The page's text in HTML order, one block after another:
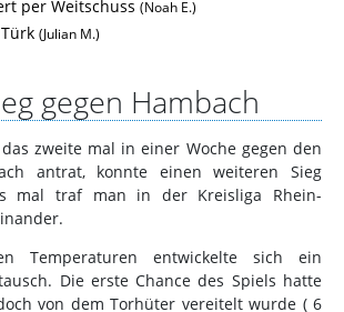
per Weitschuss (Noah E.)
(Julian M.)
gegen Hambach
zweite mal in einer Woche gegen den
antrat, konnte einen weiteren Sieg
mal traf man in der Kreisliga Rhein-
Temperaturen entwickelte sich ein
Die erste Chance des Spiels hatte
von dem Torhüter vereitelt wurde ( 6